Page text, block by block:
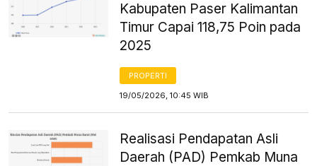
Kabupaten Paser Kalimantan
Timur Capai 118,75 Poin pada
2025
PROPERTI
19/05/2026, 10:45 WIB
Realisasi Pendapatan Asli
Daerah (PAD) Pemkab Muna